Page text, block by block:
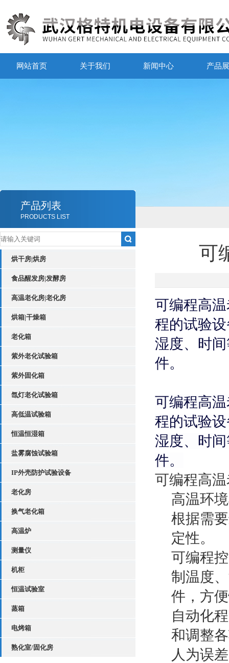
网站首页 关于我们 新闻中心 产品
产品列表
PRODUCTS LIST
烘干房|烘房
食品醒发房|发酵房
高温老化房|老化房
烘箱|干燥箱
老化箱
紫外老化试验箱
紫外固化箱
氙灯老化试验箱
高低温试验箱
恒温恒湿箱
盐雾腐蚀试验箱
IP外壳防护试验设备
老化房
换气老化箱
高温炉
测量仪
机柜
恒温试验室
蒸箱
电烤箱
熟化室/固化房
可
可编程高
程的试验
湿度、时
件。
可编程高
程的试验
湿度、时
件。
可编程高
高温环
根据需
定性。
可编程
制温度
件，方
自动化
和调整
人为误